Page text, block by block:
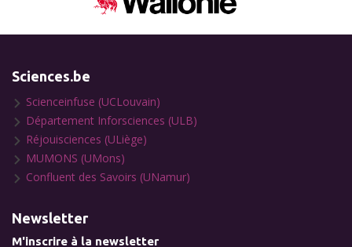
Sciences.be
Scienceinfuse (UCLouvain)
Département Inforsciences (ULB)
Réjouisciences (ULiège)
MUMONS (UMons)
Confluent des Savoirs (UNamur)
Newsletter
M'inscrire à la newsletter